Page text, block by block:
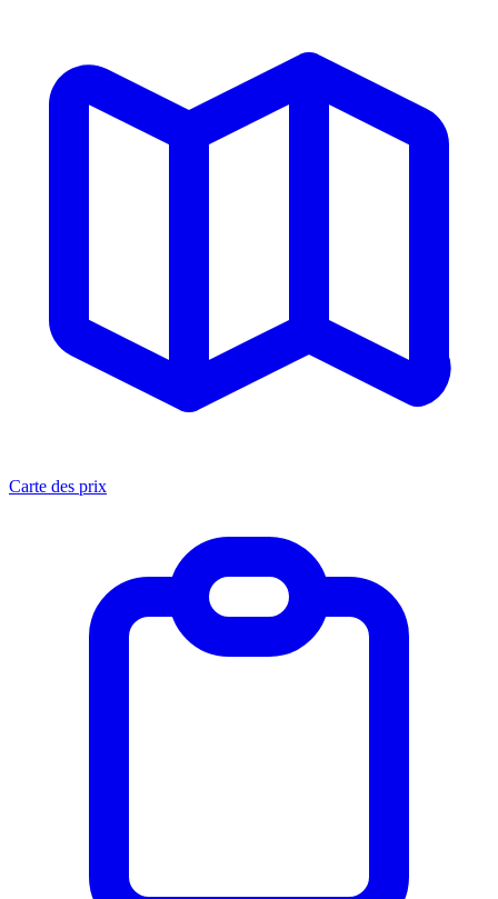
Carte des prix